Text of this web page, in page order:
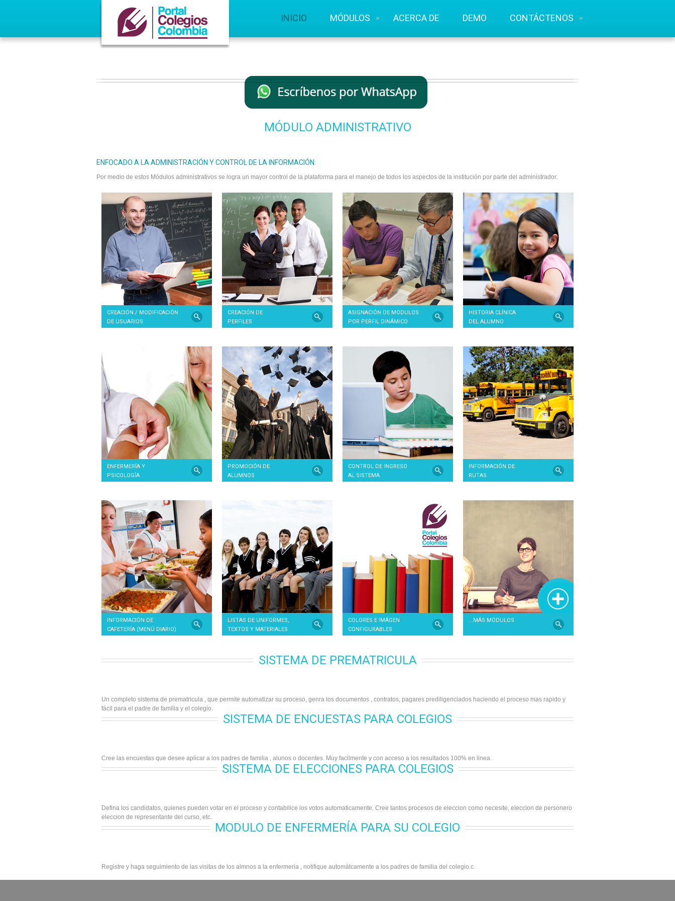
INICIO MÓDULOS ACERCA DE DEMO CONTÁCTENOS
MÓDULO ADMINISTRATIVO
ENFOCADO A LA ADMINISTRACIÓN Y CONTROL DE LA INFORMACIÓN.
Por medio de estos Módulos administrativos se logra un mayor control de la plataforma para el manejo de todos los aspectos de la institución por parte del administrador.
CREACIÓN / MODIFICACIÓN
DE USUARIOS
CREACIÓN DE
PERFILES
ASIGNACIÓN DE MODULOS
POR PERFIL DINÁMICO
HISTORIA CLÍNICA
DEL ALUMNO
ENFERMERÍA Y
PSICOLOGÍA
PROMOCIÓN DE
ALUMNOS
CONTROL DE INGRESO
AL SISTEMA
INFORMACIÓN DE
RUTAS
INFORMACIÓN DE
CAFETERÍA (MENÚ DIARIO)
LISTAS DE UNIFORMES,
TEXTOS Y MATERIALES
COLORES E IMÁGEN
CONFIGURABLES
...MÁS MÓDULOS
SISTEMA DE PREMATRICULA
Un completo sistema de prematricula , que permite automatizar su proceso, genra los documentos , contratos, pagares prediligenciados haciendo el proceso mas rapido y
fácil para el padre de familia y el colegio.
SISTEMA DE ENCUESTAS PARA COLEGIOS
Cree las encuestas que desee aplicar a los padres de familia , alunos o docentes. Muy facilmente y con acceso a los resultados 100% en linea.
SISTEMA DE ELECCIONES PARA COLEGIOS
Defina los candidatos, quienes pueden votar en el proceso y contabilice los votos automaticamente. Cree tantos procesos de eleccion como necesite, eleccion de personero
eleccion de representante del curso, etc.
MODULO DE ENFERMERÍA PARA SU COLEGIO
Registre y haga seguimiento de las visitas de los almnos a la enfermeria , notifique automátcamente a los padres de familia del colegio.c.